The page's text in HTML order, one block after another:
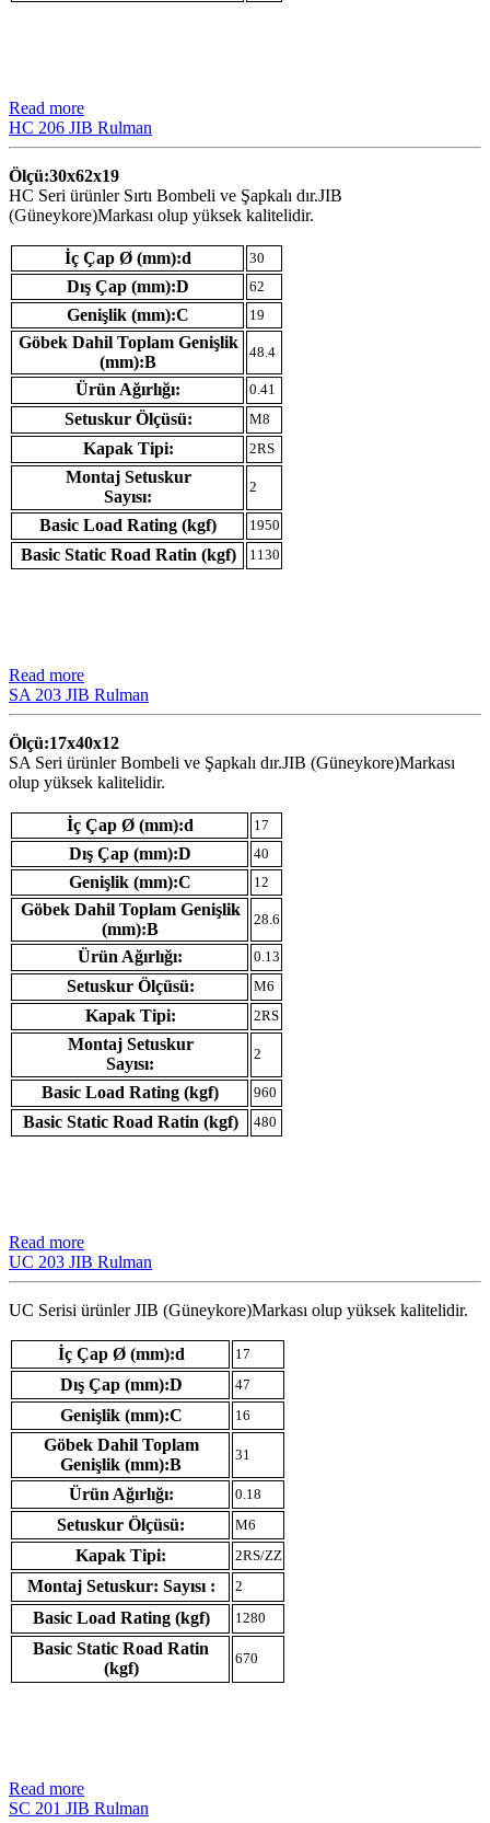
Read more
HC 206 JIB Rulman
Ölçü:30x62x19
HC Seri ürünler Sırtı Bombeli ve Şapkalı dır.JIB
(Güneykore)Markası olup yüksek kalitelidir.
İç Çap Ø (mm):d 30
Dış Çap (mm):D 62
Genişlik (mm):C 19
Göbek Dahil Toplam Genişlik
(mm):B
48.4
Ürün Ağırlığı: 0.41
Setuskur Ölçüsü: M8
Kapak Tipi: 2RS
Montaj Setuskur
Sayısı:
2
Basic Load Rating (kgf) 1950
Basic Static Road Ratin (kgf) 1130
Read more
SA 203 JIB Rulman
Ölçü:17x40x12
SA Seri ürünler Bombeli ve Şapkalı dır.JIB (Güneykore)Markası
olup yüksek kalitelidir.
İç Çap Ø (mm):d 17
Dış Çap (mm):D 40
Genişlik (mm):C 12
Göbek Dahil Toplam Genişlik
(mm):B
28.6
Ürün Ağırlığı: 0.13
Setuskur Ölçüsü: M6
Kapak Tipi: 2RS
Montaj Setuskur
Sayısı:
2
Basic Load Rating (kgf) 960
Basic Static Road Ratin (kgf) 480
Read more
UC 203 JIB Rulman
UC Serisi ürünler JIB (Güneykore)Markası olup yüksek kalitelidir.
İç Çap Ø (mm):d 17
Dış Çap (mm):D 47
Genişlik (mm):C 16
Göbek Dahil Toplam
Genişlik (mm):B
31
Ürün Ağırlığı: 0.18
Setuskur Ölçüsü: M6
Kapak Tipi: 2RS/ZZ
Montaj Setuskur: Sayısı : 2
Basic Load Rating (kgf) 1280
Basic Static Road Ratin
(kgf)
670
Read more
SC 201 JIB Rulman